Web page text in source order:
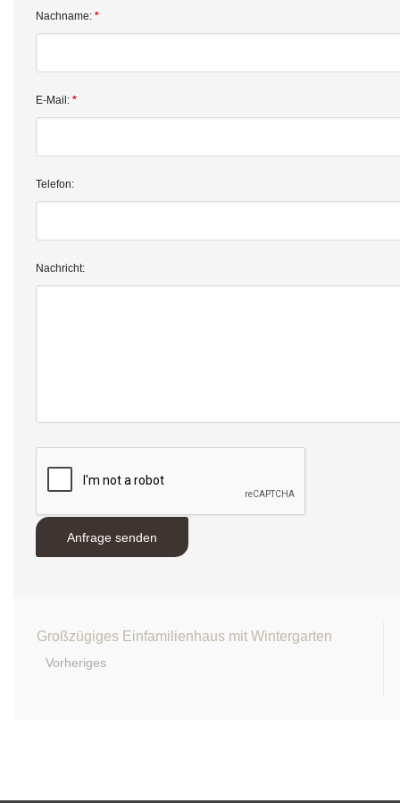
Nachname: *
E-Mail: *
Telefon:
Nachricht:
Großzügiges Einfamilienhaus mit Wintergarten
Vorheriges